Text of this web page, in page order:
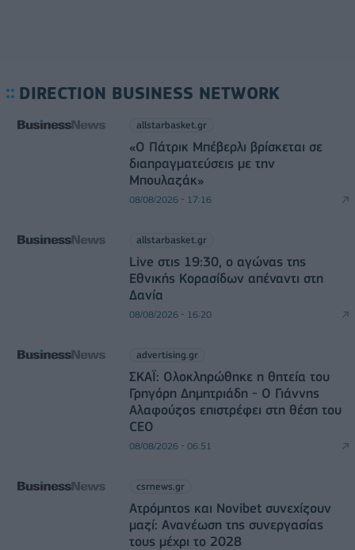
DIRECTION BUSINESS NETWORK
allstarbasket.gr
«Ο Πάτρικ Μπέβερλι βρίσκεται σε
διαπραγματεύσεις με την
Μπουλαζάκ»
08/08/2026 - 17:16
allstarbasket.gr
Live στις 19:30, ο αγώνας της
Εθνικής Κορασίδων απέναντι στη
Δανία
08/08/2026 - 16:20
advertising.gr
ΣΚΑΪ: Ολοκληρώθηκε η θητεία του
Γρηγόρη Δημητριάδη - Ο Γιάννης
Αλαφούζος επιστρέφει στη θέση του
CEO
08/08/2026 - 06:51
csrnews.gr
Ατρόμητος και Novibet συνεχίζουν
μαζί: Ανανέωση της συνεργασίας
τους μέχρι το 2028